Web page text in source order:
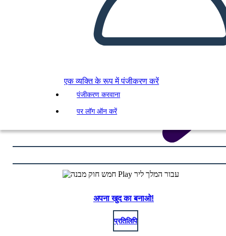
एक व्यक्ति के रूप में पंजीकरण करें
पंजीकरण करवाना
पर लॉग ऑन करें
अपना खुद का बनाओ!
प्रतिलिपि